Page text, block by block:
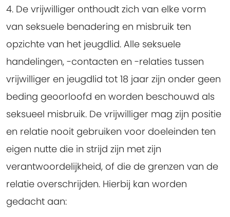
4. De vrijwilliger onthoudt zich van elke vorm
van seksuele benadering en misbruik ten
opzichte van het jeugdlid. Alle seksuele
handelingen, -contacten en -relaties tussen
vrijwilliger en jeugdlid tot 18 jaar zijn onder geen
beding geoorloofd en worden beschouwd als
seksueel misbruik. De vrijwilliger mag zijn positie
en relatie nooit gebruiken voor doeleinden ten
eigen nutte die in strijd zijn met zijn
verantwoordelijkheid, of die de grenzen van de
relatie overschrijden. Hierbij kan worden
gedacht aan: